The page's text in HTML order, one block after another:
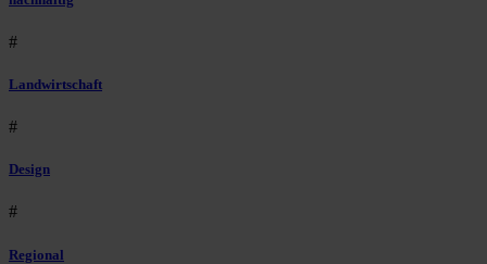
#
Landwirtschaft
#
Design
#
Regional